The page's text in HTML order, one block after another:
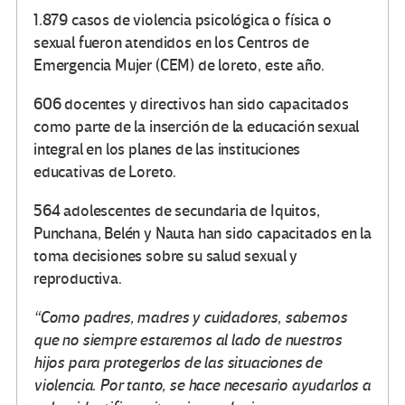
1.879 casos de violencia psicológica o física o
sexual fueron atendidos en los Centros de
Emergencia Mujer (CEM) de loreto, este año.
606 docentes y directivos han sido capacitados
como parte de la inserción de la educación sexual
integral en los planes de las instituciones
educativas de Loreto.
564 adolescentes de secundaria de Iquitos,
Punchana, Belén y Nauta han sido capacitados en la
toma decisiones sobre su salud sexual y
reproductiva.
“Como padres, madres y cuidadores, sabemos
que no siempre estaremos al lado de nuestros
hijos para protegerlos de las situaciones de
violencia. Por tanto, se hace necesario ayudarlos a